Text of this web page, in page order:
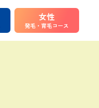
女性
発毛・育毛コース